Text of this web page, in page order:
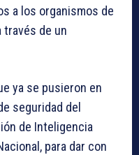
a los organismos de
través de un
ya se pusieron en
seguridad del
de Inteligencia
para dar con